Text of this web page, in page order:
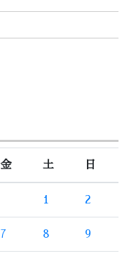
金 土 日
1 2
7 8 9